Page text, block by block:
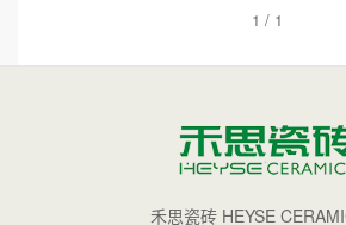
1 / 1
禾思瓷砖 HEYSE